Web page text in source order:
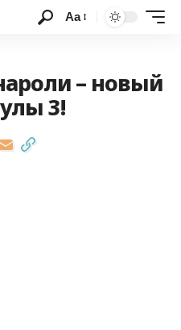
Аа
– новый
3!